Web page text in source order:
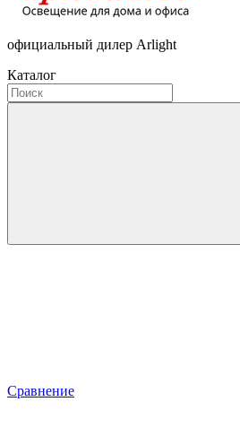
официальный дилер Arlight
Каталог
Сравнение